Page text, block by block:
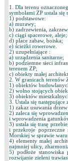
1. Dla terenu
symbolami ZP ustala się
1) podstawowe:
a) murawy;
b) zadrzewienia,
c) ciągi spacerowe, aleje;
d) place zabaw, boiska;
e) ścieżki rowerowe.
2) uzupełniające :
a) urządzenia sanitarne;
b) podziemne sieci
terenem ZP;
c) obiekty małej
2. W granicach terenów
1) obiektów
2) wolno stojących
3) obiektów
3. Ustala się
1) zakaz usuwania
2) zaleca się
i wprowadzenia
3) ustala się trasę
i przekroje poprzeczne
Morskiej w sprawie
4) elementy małej
najmniej ulicy,
5) podłoże
rozwijanie zieleni